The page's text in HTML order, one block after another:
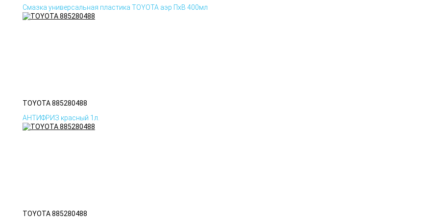
Смазка универсальная пластика TOYOTA аэр ПхВ 400мл
TOYOTA 885280488
АНТИФРИЗ красный 1л.
TOYOTA 885280488